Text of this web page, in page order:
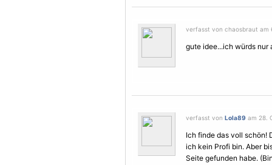
verfasst von chaosbraut am
gute idee...ich würds nur
verfasst von Lola89 am 28.
Ich finde das voll schön!
ich kein Profi bin. Aber
Seite gefunden habe.